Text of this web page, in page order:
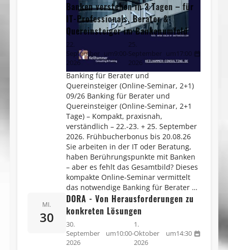
Banken verstehen in 3 Tagen – für
IT-Professionals, Berater &
Quereinsteiger im Bankenumfeld
22.
September
2026
um9:00-
25.
September
2026
um17:00
Banking für Berater und
Quereinsteiger (Online-Seminar, 2+1)
09/26 Banking für Berater und
Quereinsteiger (Online-Seminar, 2+1
Tage) – Kompakt, praxisnah,
verständlich – 22.-23. + 25. September
2026. Frühbucherbonus bis 20.08.26
Sie arbeiten in der IT oder Beratung,
haben Berührungspunkte mit Banken
– aber es fehlt das Gesamtbild? Dieses
kompakte Online-Seminar vermittelt
das notwendige Banking für Berater …
MI.
30
DORA - Von Herausforderungen zu
konkreten Lösungen
30.
September
2026
um10:00-
1.
Oktober
2026
um14:30